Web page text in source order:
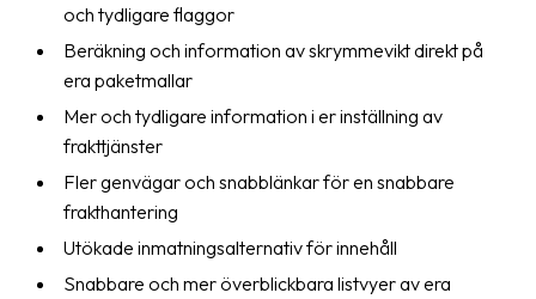
och tydligare flaggor
Beräkning och information av skrymmevikt direkt på
era paketmallar
Mer och tydligare information i er inställning av
frakttjänster
Fler genvägar och snabblänkar för en snabbare
frakthantering
Utökade inmatningsalternativ för innehåll
Snabbare och mer överblickbara listvyer av era